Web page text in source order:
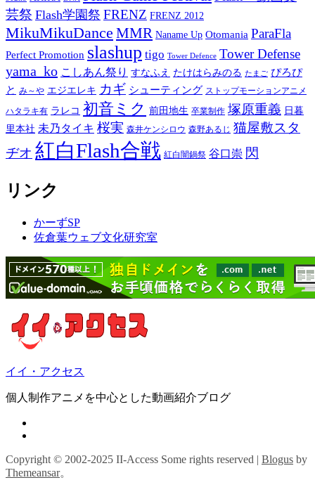
芸祭 Flash学園祭 FRENZ FRENZ 2012
MikuMikuDance MMR Naname Up Otomania ParaFla
Perfect Promotion slashup tigo Tower Defence Tower Defense
yama_ko こしあん祭り すなふえ たけはらみのる たまご ぴろぴ
と み～や エジエレキ カギ シューティング ストップモーションアニメ
ハタラキ有 ラレコ 初音ミク 前田地生 卒業制作 塚原重義 日暮
里本社 未乃タイキ 桜実 森井ケンシロウ 森野あるじ 猫屋敷スタ
ヂオ 紅白Flash合戦 紅白闇鍋祭 谷口崇 閃
リンク
かーずSP
佐倉葉ウェブ文化研究室
イイ・アクセス
個人制作アニメを中心とした動画紹介ブログ
Copyright © 2002-2025 II-Access Some rights reserved | Blogus by
Themeansar。